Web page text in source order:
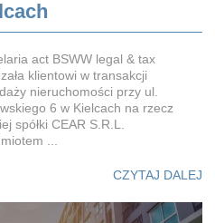
act BSWW legal & tax
klientowi w transakcji
nieruchomości przy ul.
6 w Kielcach na rzecz
spółki CEAR S.R.L.
...
CZYTAJ DALEJ